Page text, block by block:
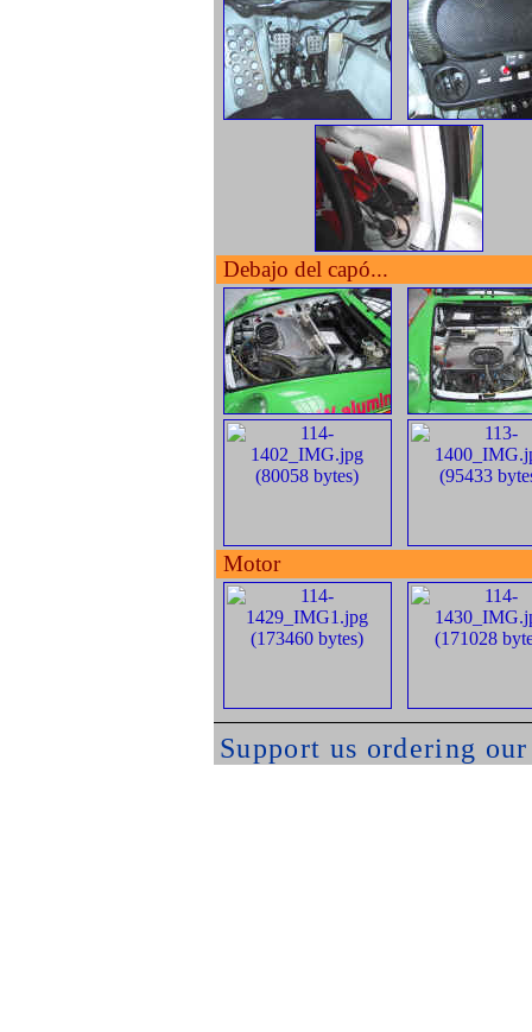
Debajo del capó...
Motor
Support us ordering